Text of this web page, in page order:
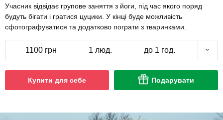
Учасник відвідає групове заняття з йоги, під час якого поряд
будуть бігати і гратися цуцики. У кінці буде можливість
сфотографуватися та додатково пограти з тваринками.
1100 грн 1 люд. до 1 год.
Купити для себе Подарувати